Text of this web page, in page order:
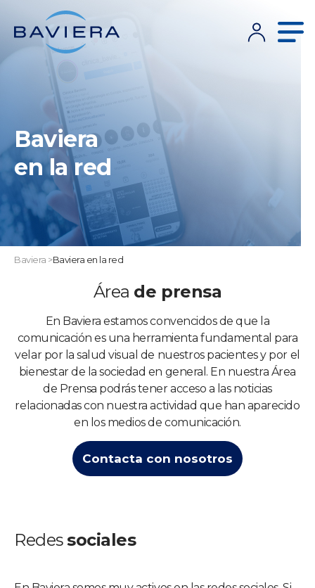
Baviera
en la red
Baviera >Baviera en la red
Área de prensa
En Baviera estamos convencidos de que la
comunicación es una herramienta fundamental para
velar por la salud visual de nuestros pacientes y por el
bienestar de la sociedad en general. En nuestra Área
de Prensa podrás tener acceso a las noticias
relacionadas con nuestra actividad que han aparecido
en los medios de comunicación.
Contacta con nosotros
Redessociales